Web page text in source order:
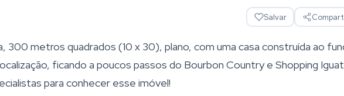
Salvar
300 metros quadrados (10 x 30), plano, com uma casa construída ao
ficando a poucos passos do Bourbon Country e Shopping
para conhecer esse imóvel!